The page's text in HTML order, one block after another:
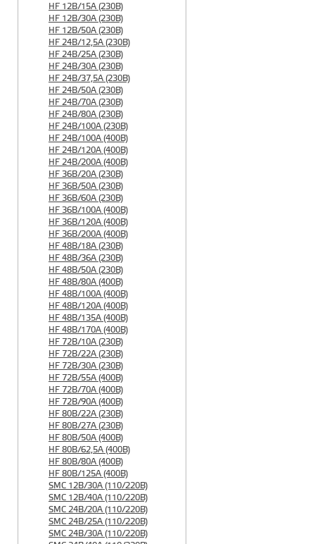
HF 12B/15A (230B)
HF 12B/30A (230B)
HF 12B/50A (230B)
HF 24B/12,5A (230B)
HF 24B/25A (230B)
HF 24B/30A (230B)
HF 24B/37,5A (230B)
HF 24B/50A (230B)
HF 24B/70A (230B)
HF 24B/80A (230B)
HF 24B/100A (230B)
HF 24B/100A (400B)
HF 24B/120A (400B)
HF 24B/200A (400B)
HF 36B/20A (230B)
HF 36B/50A (230B)
HF 36B/60A (230B)
HF 36B/100A (400B)
HF 36B/120A (400B)
HF 36B/200A (400B)
HF 48B/18A (230B)
HF 48B/36A (230B)
HF 48B/50A (230B)
HF 48B/80A (400B)
HF 48B/100A (400B)
HF 48B/120A (400B)
HF 48B/135A (400B)
HF 48B/170A (400B)
HF 72B/10A (230B)
HF 72B/22A (230B)
HF 72B/30A (230B)
HF 72B/55A (400B)
HF 72B/70A (400B)
HF 72B/90A (400B)
HF 80B/22A (230B)
HF 80B/27A (230B)
HF 80B/50A (400B)
HF 80B/62,5A (400B)
HF 80B/80A (400B)
HF 80B/125A (400B)
SMC 12B/30A (110/220B)
SMC 12B/40A (110/220B)
SMC 24B/20A (110/220B)
SMC 24B/25A (110/220B)
SMC 24B/30A (110/220B)